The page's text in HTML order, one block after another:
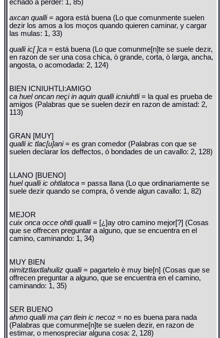
echado a perder: 1, 85)
axcan qualli= agora està buena (Lo que comunmente suelen
dezir los amos a los moços quando quieren caminar, y cargar
las mulas: 1, 33)
qualli ic[ ]ca= está buena (Lo que comunme[n]te se suele dezir,
en razon de ser una cosa chica, ò grande, corta, ò larga, ancha,
angosta, o acomodada: 2, 124)
BIEN ICNIUHTLI:AMIGO
ca huel oncan neçi in aquin qualli icniuhtli= la qual es prueba de
amigos (Palabras que se suelen dezir en razon de amistad: 2,
113)
GRAN [MUY]
qualli ic tlac[u]ani= es gran comedor (Palabras con que se
suelen declarar los deffectos, ó bondades de un cavallo: 2, 128)
LLANO [BUENO]
huel qualli ic ohtlatoca= passa llana (Lo que ordinariamente se
suele dezir quando se compra, ô vende algun cavallo: 1, 82)
MEJOR
cuix onca occe ohtli qualli= [¿]ay otro camino mejor[?] (Cosas
que se offrecen preguntar a alguno, que se encuentra en el
camino, caminando: 1, 34)
MUY BIEN
nimitztlaxtlahuiliz qualli= pagartelo è muy bie[n] (Cosas que se
offrecen preguntar a alguno, que se encuentra en el camino,
caminando: 1, 35)
SER BUENO
ahmo qualli ma çan tlein ic necoz= no es buena para nada
(Palabras que comunme[n]te se suelen dezir, en razon de
estimar, o menospreciar alguna cosa: 2, 128)